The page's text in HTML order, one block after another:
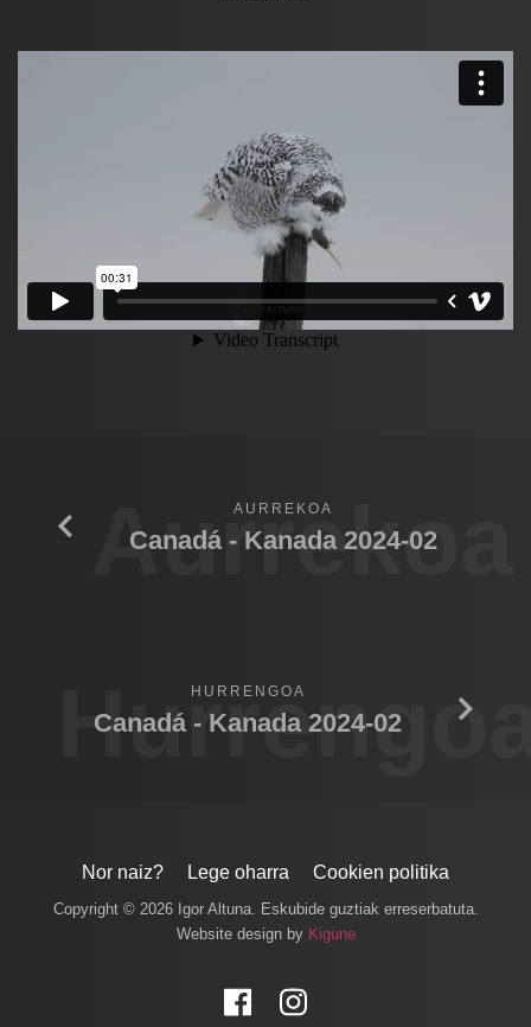
Aurrekoa
AURREKOA
Canadá - Kanada 2024-02
HURRENGOA
Canadá - Kanada 2024-02
Nor naiz? Lege oharra Cookien politika
Copyright © 2026 Igor Altuna. Eskubide guztiak erreserbatuta.
Website design by Kigune
Facebook
Instagram